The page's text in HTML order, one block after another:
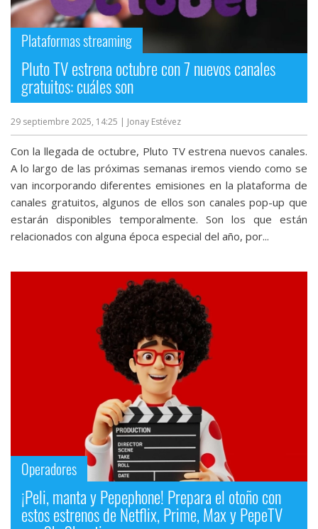
Plataformas streaming
Pluto TV estrena octubre con 7 nuevos canales
gratuitos: cuáles son
29 septiembre 2025, 14:25 | Jonay Estévez
Con la llegada de octubre, Pluto TV estrena nuevos canales.
A lo largo de las próximas semanas iremos viendo como se
van incorporando diferentes emisiones en la plataforma de
canales gratuitos, algunos de ellos son canales pop-up que
estarán disponibles temporalmente. Son los que están
relacionados con alguna época especial del año, por...
Operadores
¡Peli, manta y Pepephone! Prepara el otoño con
estos estrenos de Netflix, Prime, Max y PepeTV